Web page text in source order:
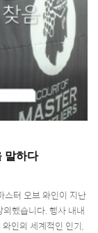
말하다
터 오브 와인이 지난
했습니다. 행사 내내
인의 세계적인 인기,